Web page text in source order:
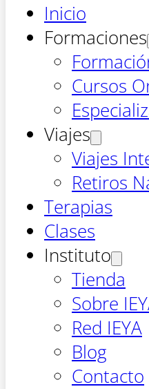
Inicio
Formaciones
Cursos
Viajes
Viajes
Retiros
Terapias
Clases
Instituto
Tienda
Sobre
Red IEYA
Blog
Contacto